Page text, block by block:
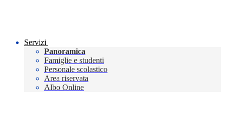
Servizi
Panoramica
Famiglie e studenti
Personale scolastico
Area riservata
Albo Online